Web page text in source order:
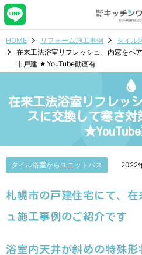
HOME リフォーム施工事例
タイル
在来工法浴室リフレッシュ、内窓をペ
市戸建 ★YouTube動画有
在来工法浴室リフレッ
スに交換して寒さ
タイル浴室からユニットバス 2022
札幌市の戸建住宅にて、
ュ施工事例のご紹介です
浴室内天井が斜めの特殊形